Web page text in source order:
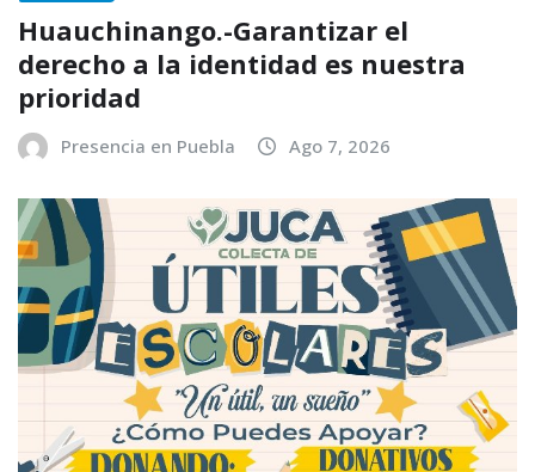
Huauchinango.-Garantizar el
derecho a la identidad es nuestra
prioridad
Presencia en Puebla Ago 7, 2026